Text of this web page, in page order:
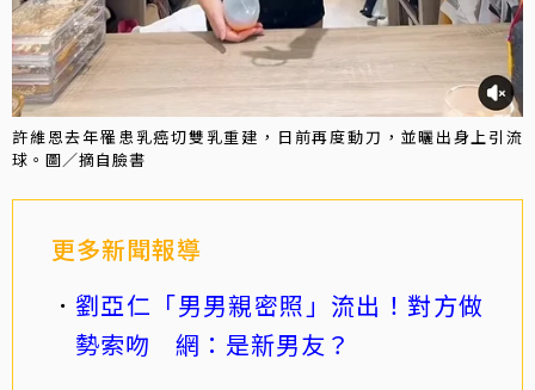
許維恩去年罹患乳癌切雙乳重建，日前再度動刀，並曬出身上引流
球。圖／摘自臉書
更多新聞報導
劉亞仁「男男親密照」流出！對方做
勢索吻 網：是新男友？